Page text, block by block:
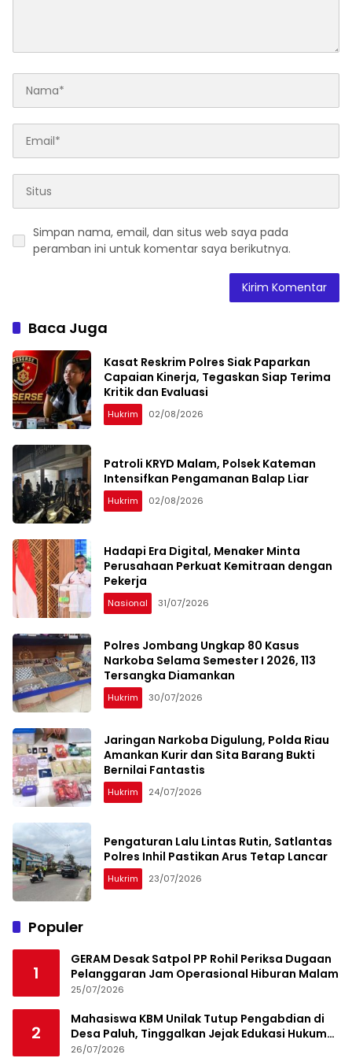
Simpan nama, email, dan situs web saya pada
peramban ini untuk komentar saya berikutnya.
Baca Juga
Kasat Reskrim Polres Siak Paparkan
Capaian Kinerja, Tegaskan Siap Terima
Kritik dan Evaluasi
Hukrim 02/08/2026
Patroli KRYD Malam, Polsek Kateman
Intensifkan Pengamanan Balap Liar
Hukrim 02/08/2026
Hadapi Era Digital, Menaker Minta
Perusahaan Perkuat Kemitraan dengan
Pekerja
Nasional 31/07/2026
Polres Jombang Ungkap 80 Kasus
Narkoba Selama Semester I 2026, 113
Tersangka Diamankan
Hukrim 30/07/2026
Jaringan Narkoba Digulung, Polda Riau
Amankan Kurir dan Sita Barang Bukti
Bernilai Fantastis
Hukrim 24/07/2026
Pengaturan Lalu Lintas Rutin, Satlantas
Polres Inhil Pastikan Arus Tetap Lancar
Hukrim 23/07/2026
Populer
1
GERAM Desak Satpol PP Rohil Periksa Dugaan
Pelanggaran Jam Operasional Hiburan Malam
25/07/2026
2
Mahasiswa KBM Unilak Tutup Pengabdian di
Desa Paluh, Tinggalkan Jejak Edukasi Hukum
dan Aksi Sosial
26/07/2026